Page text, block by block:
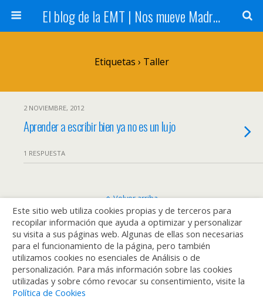
El blog de la EMT | Nos mueve Madrid
Etiquetas › Taller
2 NOVIEMBRE, 2012
Aprender a escribir bien ya no es un lujo
1 RESPUESTA
Volver arriba
Móvil Escritorio
Este sitio web utiliza cookies propias y de terceros para
recopilar información que ayuda a optimizar y personalizar
su visita a sus páginas web. Algunas de ellas son necesarias
para el funcionamiento de la página, pero también
utilizamos cookies no esenciales de Análisis o de
personalización. Para más información sobre las cookies
utilizadas y sobre cómo revocar su consentimiento, visite la
Política de Cookies